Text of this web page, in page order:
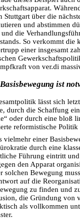
Stuttgart über die
und abstimmen
und die
So verkommt die
einer insgesamt
von ver.di
Basisbewegung ist
lässt sich
durch die Schaffung
oder durch eine bloß
reformistische Politik
vielmehr einer
durch eine
Führung eintritt
den Apparat
solchen Bewegung
auf die
zu finden und
die Gründung von
als vollkommen